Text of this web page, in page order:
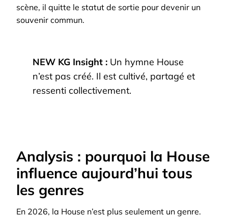
scène, il quitte le statut de sortie pour devenir un
souvenir commun.
NEW KG Insight : Un hymne House
n’est pas créé. Il est cultivé, partagé et
ressenti collectivement.
Analysis : pourquoi la House
influence aujourd’hui tous
les genres
En 2026, la House n’est plus seulement un genre.